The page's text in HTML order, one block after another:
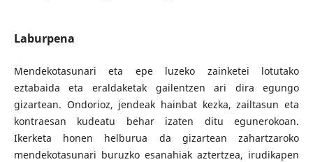
Laburpena
Mendekotasunari eta epe luzeko zainketei lotutako
eztabaida eta eraldaketak gailentzen ari dira egungo
gizartean. Ondorioz, jendeak hainbat kezka, zailtasun eta
kontraesan kudeatu behar izaten ditu egunerokoan.
Ikerketa honen helburua da gizartean zahartzaroko
mendekotasunari buruzko esanahiak aztertzea, irudikapen